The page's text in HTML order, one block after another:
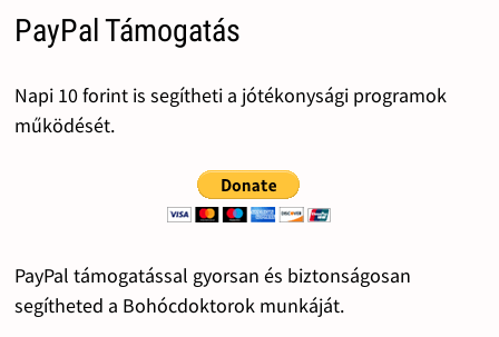
PayPal Támogatás
Napi 10 forint is segítheti a jótékonysági programok
működését.
PayPal támogatással gyorsan és biztonságosan
segítheted a Bohócdoktorok munkáját.